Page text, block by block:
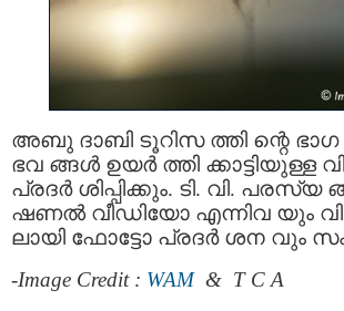
അബു ദാബി ടൂറിസ ത്തി ന്റെ
ഭവ ങ്ങൾ ഉയർ ത്തി ക്കാട്ടിയുള്ള
പ്രദർ ശിപ്പിക്കും. ടി. വി.
ഷണല്‍ വീഡിയോ എന്നിവ യും
ലായി ഫോട്ടോ പ്രദർ ശന വും
-Image Credit : WAM & T C A